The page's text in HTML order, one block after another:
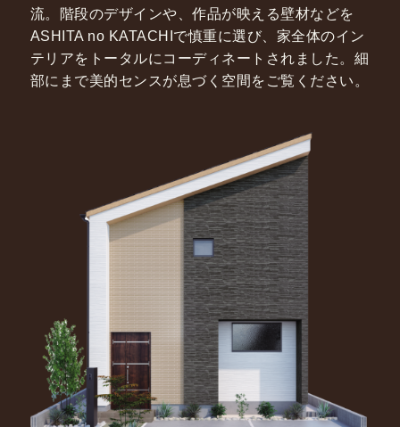
流。
階段のデザインや、作品が映える壁材などを
ASHITA no KATACHIで慎重に選び、 家全体のイン
テリアをトータルにコーディネートされました。 細
部にまで美的センスが息づく空間をご覧ください。